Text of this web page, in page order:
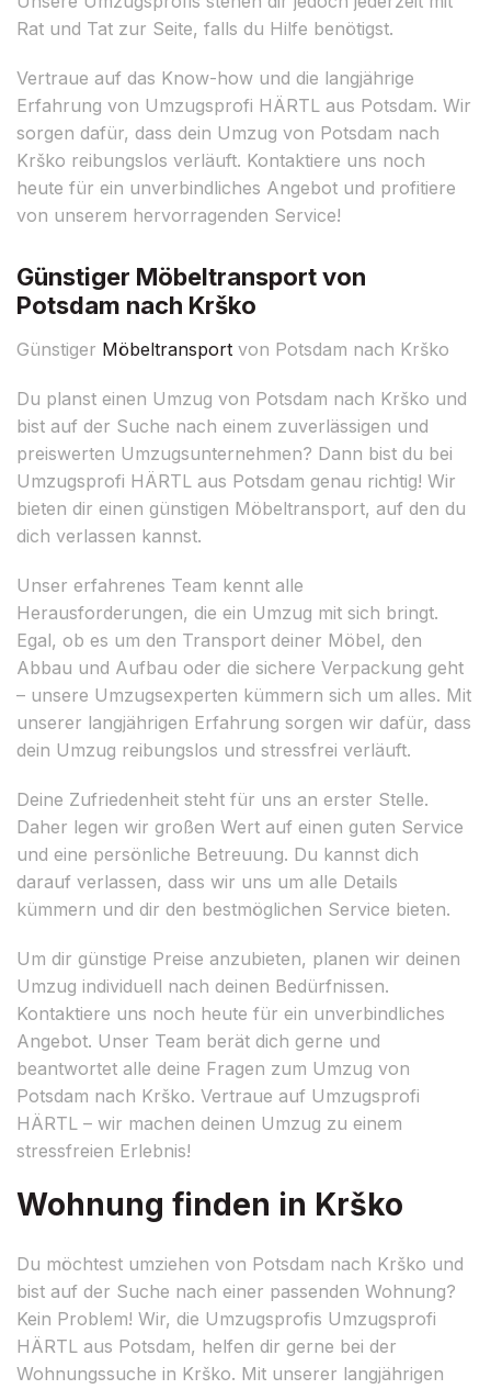
Rat und Tat zur Seite, falls du Hilfe benötigst.
Vertraue auf das Know-how und die langjährige
Erfahrung von Umzugsprofi HÄRTL aus Potsdam. Wir
sorgen dafür, dass dein Umzug von Potsdam nach
Krško reibungslos verläuft. Kontaktiere uns noch
heute für ein unverbindliches Angebot und profitiere
von unserem hervorragenden Service!
Günstiger Möbeltransport von
Potsdam nach Krško
Günstiger Möbeltransport von Potsdam nach Krško
Du planst einen Umzug von Potsdam nach Krško und
bist auf der Suche nach einem zuverlässigen und
preiswerten Umzugsunternehmen? Dann bist du bei
Umzugsprofi HÄRTL aus Potsdam genau richtig! Wir
bieten dir einen günstigen Möbeltransport, auf den du
dich verlassen kannst.
Unser erfahrenes Team kennt alle
Herausforderungen, die ein Umzug mit sich bringt.
Egal, ob es um den Transport deiner Möbel, den
Abbau und Aufbau oder die sichere Verpackung geht
– unsere Umzugsexperten kümmern sich um alles. Mit
unserer langjährigen Erfahrung sorgen wir dafür, dass
dein Umzug reibungslos und stressfrei verläuft.
Deine Zufriedenheit steht für uns an erster Stelle.
Daher legen wir großen Wert auf einen guten Service
und eine persönliche Betreuung. Du kannst dich
darauf verlassen, dass wir uns um alle Details
kümmern und dir den bestmöglichen Service bieten.
Um dir günstige Preise anzubieten, planen wir deinen
Umzug individuell nach deinen Bedürfnissen.
Kontaktiere uns noch heute für ein unverbindliches
Angebot. Unser Team berät dich gerne und
beantwortet alle deine Fragen zum Umzug von
Potsdam nach Krško. Vertraue auf Umzugsprofi
HÄRTL – wir machen deinen Umzug zu einem
stressfreien Erlebnis!
Wohnung finden in Krško
Du möchtest umziehen von Potsdam nach Krško und
bist auf der Suche nach einer passenden Wohnung?
Kein Problem! Wir, die Umzugsprofis Umzugsprofi
HÄRTL aus Potsdam, helfen dir gerne bei der
Wohnungssuche in Krško. Mit unserer langjährigen